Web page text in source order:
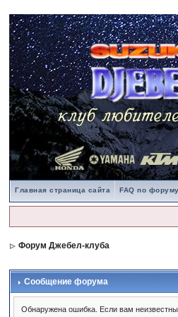
Главная страница сайта FAQ по форуму
Форум Джебел-клуба
Сообщение форума
Обнаружена ошибка. Если вам